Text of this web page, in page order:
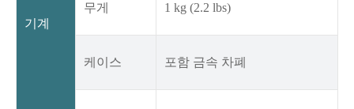
기계
무게 1 kg (2.2 lbs)
케이스 포함 금속 차폐